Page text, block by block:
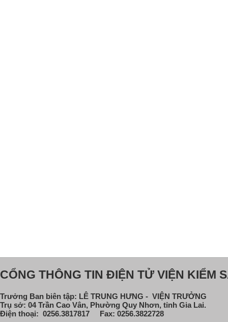
CỔNG THÔNG TIN ĐIỆN TỬ VIỆN KIỂM
Trưởng Ban biên tập: LÊ TRUNG HƯNG - VIỆN TRƯỞNG
Trụ sở: 04 Trần Cao Vân, Phường Quy Nhơn, tỉnh Gia Lai.
Điện thoại: 0256.3817817 Fax: 0256.3822728